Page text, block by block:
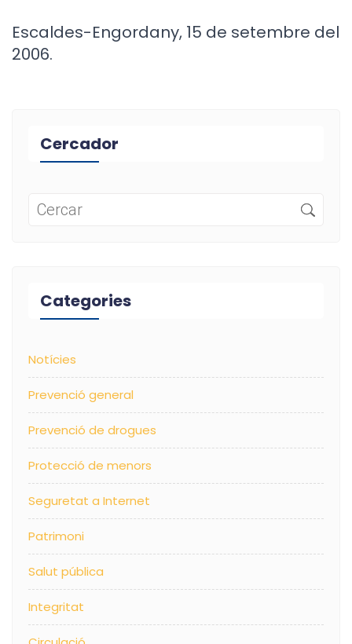
Escaldes-Engordany, 15 de setembre del
2006.
Cercador
Categories
Notícies
Prevenció general
Prevenció de drogues
Protecció de menors
Seguretat a Internet
Patrimoni
Salut pública
Integritat